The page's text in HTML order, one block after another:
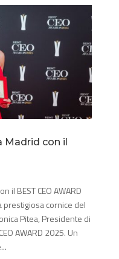
con il
il BEST CEO AWARD
prestigiosa cornice del
Pitea, Presidente di
AWARD 2025. Un